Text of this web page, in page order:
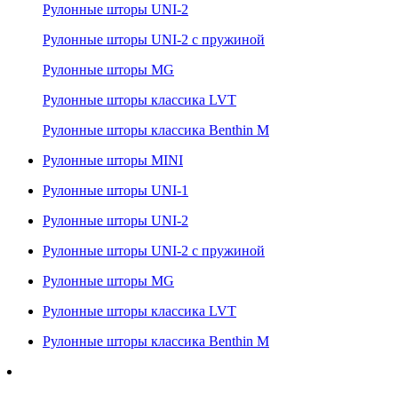
Рулонные шторы UNI-2
Рулонные шторы UNI-2 с пружиной
Рулонные шторы MG
Рулонные шторы классика LVT
Рулонные шторы классика Benthin M
Рулонные шторы MINI
Рулонные шторы UNI-1
Рулонные шторы UNI-2
Рулонные шторы UNI-2 с пружиной
Рулонные шторы MG
Рулонные шторы классика LVT
Рулонные шторы классика Benthin M